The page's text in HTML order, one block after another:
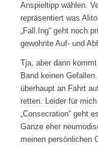
Anspieltipp wählen.
repräsentiert was
„Fall.Ing“ geht noch
gewohnte Auf- und
Tja, aber dann
Band keinen
überhaupt an Fahrt
retten. Leider für
„Consecration“ geht
Ganze eher
meinen persönlichen